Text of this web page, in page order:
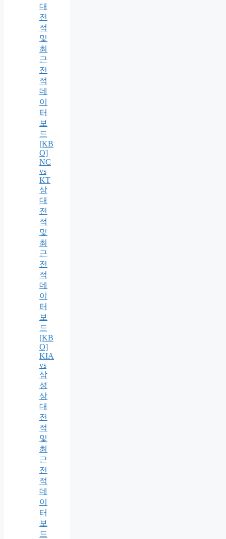
대
전
적
및
최
근
전
적
데
이
터
보
드
[KB
O]
NC
vs
KT
상
대
전
적
및
최
근
전
적
데
이
터
보
드
[KB
O]
KIA
vs
삼
성
상
대
전
적
및
최
근
전
적
데
이
터
보
드